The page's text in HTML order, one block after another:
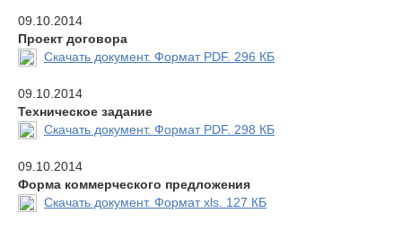
09.10.2014
Проект договора
Скачать документ. Формат PDF. 296 КБ
09.10.2014
Техническое задание
Скачать документ. Формат PDF. 298 КБ
09.10.2014
Форма коммерческого предложения
Скачать документ. Формат xls. 127 КБ